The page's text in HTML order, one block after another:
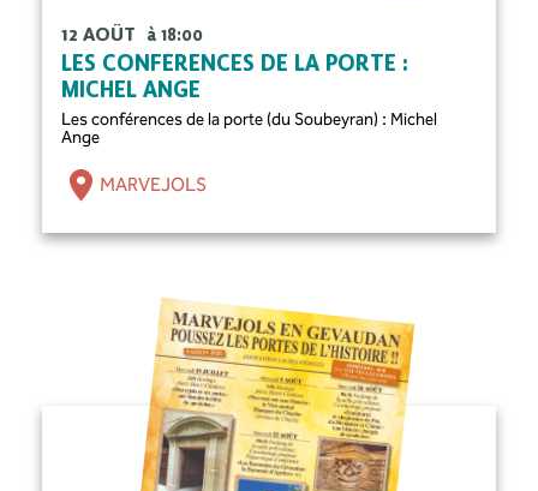
12 AOÛT à 18:00
LES CONFÉRENCES DE LA PORTE :
MICHEL ANGE
Les conférences de la porte (du Soubeyran) : Michel
Ange
MARVEJOLS